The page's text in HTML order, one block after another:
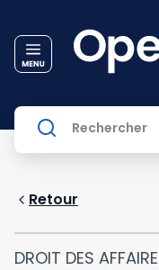
Retour
DROIT DES